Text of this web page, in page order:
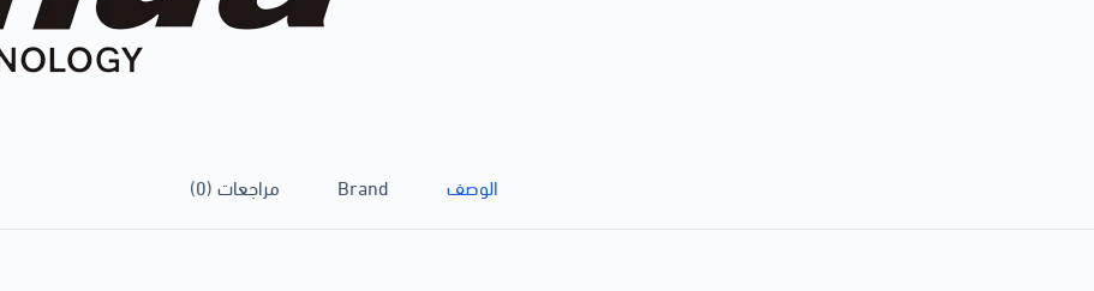
الوصف Brand مراجعات (0)